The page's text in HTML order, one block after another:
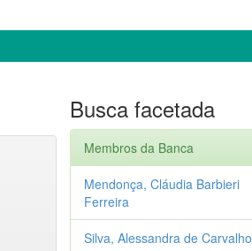
Busca facetada
Membros da Banca
Mendonça, Cláudia Barbieri
Ferreira
Silva, Alessandra de Carvalho